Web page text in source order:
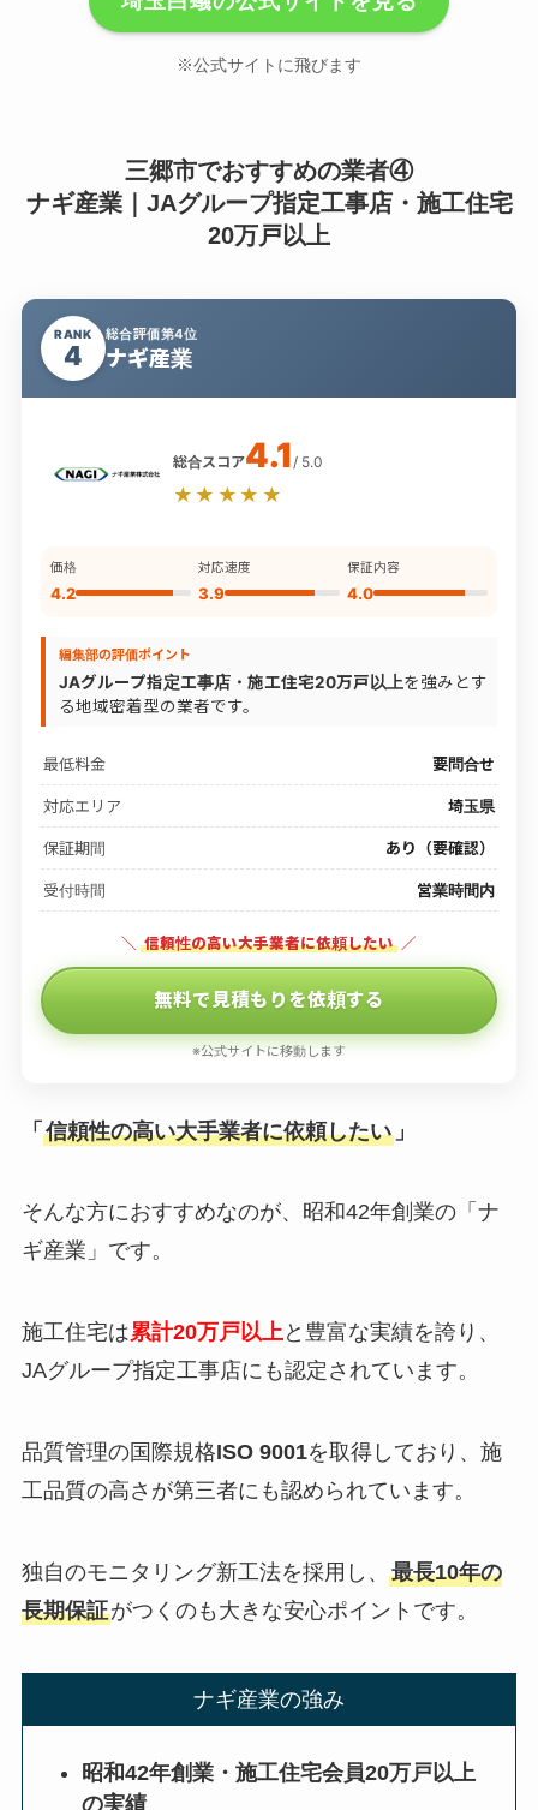
※公式サイトに飛びます
三郷市でおすすめの業者④
ナギ産業｜JAグループ指定工事店・施工住宅
20万戸以上
RANK
4
総合評価第4位
ナギ産業
総合スコア4.1 / 5.0
★★★★★
価格
4.2
対応速度
3.9
保証内容
4.0
編集部の評価ポイント
JAグループ指定工事店・施工住宅20万戸以上を強みとす
る地域密着型の業者です。
最低料金 要問合せ
対応エリア 埼玉県
保証期間 あり（要確認）
受付時間 営業時間内
＼ 信頼性の高い大手業者に依頼したい ／
無料で見積もりを依頼する
※公式サイトに移動します
「 信頼性の高い大手業者に依頼したい」
そんな方におすすめなのが、昭和42年創業の「ナ
ギ産業」です。
施工住宅は累計20万戸以上と豊富な実績を誇り、
JAグループ指定工事店にも認定されています。
品質管理の国際規格ISO 9001を取得しており、施
工品質の高さが第三者にも認められています。
独自のモニタリング新工法を採用し、 最長10年の
長期保証がつくのも大きな安心ポイントです。
ナギ産業の強み
昭和42年創業・施工住宅会員20万戸以上
の実績